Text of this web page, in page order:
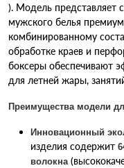
). Модель представляет
мужского белья
комбинированному
обработке краев и
боксеры обеспечивают
для летней жары,
Преимущества модели
Инновационный
изделия содержит
волокна